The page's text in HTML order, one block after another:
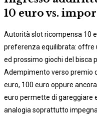
10 euro vs.
Autorità slot ricompensa 10
preferenza equilibrata: offre
ed prossimo giochi del bisca
Adempimento verso premio
euro, 100 euro oppure
euro permette di gareggiare
analogia soprattutto